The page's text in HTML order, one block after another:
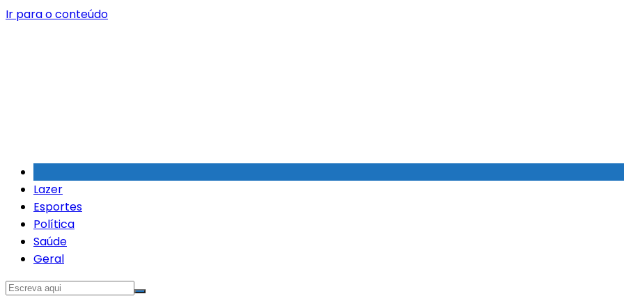
Ir para o conteúdo
Lazer
Esportes
Política
Saúde
Geral